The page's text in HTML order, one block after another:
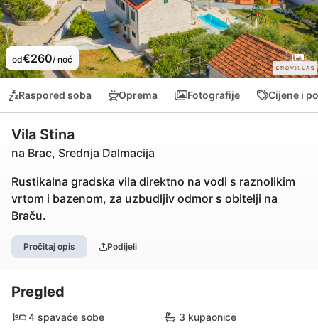
od€260/ noć
Raspored soba Oprema Fotografije Cijene i
Vila Stina
na Brac, Srednja Dalmacija
Rustikalna gradska vila direktno na vodi s raznolikim
vrtom i bazenom, za uzbudljiv odmor s obitelji na
Braču.
Pročitaj opis Podijeli
Pregled
4 spavaće sobe
3 kupaonice